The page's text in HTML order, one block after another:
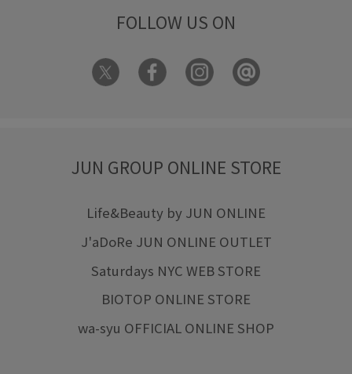
FOLLOW US ON
JUN GROUP ONLINE STORE
Life&Beauty by JUN ONLINE
J'aDoRe JUN ONLINE OUTLET
Saturdays NYC WEB STORE
BIOTOP ONLINE STORE
wa-syu OFFICIAL ONLINE SHOP